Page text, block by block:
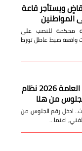
ويستأجر قاعة
محكمة للنصب على
واقعة ضبط عاطل تورط
رابط نتيجة الثانوية العامة 2026 نظام
من هنا
العامة 2026 نظام حديث.. ادخل رقم الجلوس من
اعتما…